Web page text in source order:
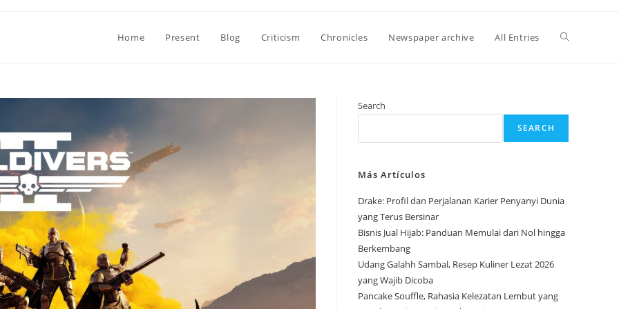
Home Present Blog Criticism Chronicles Newspaper archive All Entries Toggle
search
Search
SEARCH
Más Artículos
Drake: Profil dan Perjalanan Karier Penyanyi Dunia
yang Terus Bersinar
Bisnis Jual Hijab: Panduan Memulai dari Nol hingga
Berkembang
Udang Galahh Sambal, Resep Kuliner Lezat 2026
yang Wajib Dicoba
Pancake Souffle, Rahasia Kelezatan Lembut yang